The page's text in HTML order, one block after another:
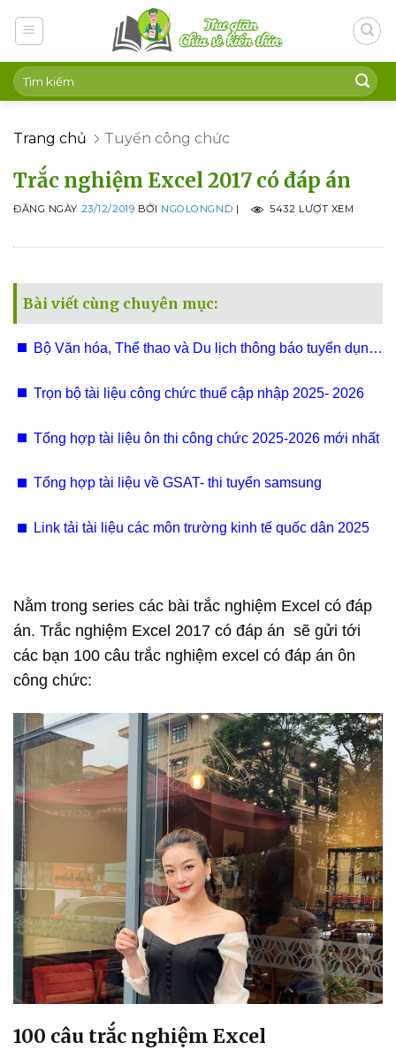
Trang chủ Tuyển công chức
Trắc nghiệm Excel 2017 có đáp án
ĐĂNG NGÀY 23/12/2019 BỞI NGOLONGND | 5432 LƯỢT XEM
Bài viết cùng chuyên mục:
Bộ Văn hóa, Thể thao và Du lịch thông báo tuyển dụng
Trọn bộ tài liệu công chức thuế cập nhập 2025- 2026
Tổng hợp tài liệu ôn thi công chức 2025-2026 mới nhất
Tổng hợp tài liệu về GSAT- thi tuyển samsung
Link tải tài liệu các môn trường kinh tế quốc dân 2025
Nằm trong series các bài trắc nghiệm Excel có đáp
án. Trắc nghiệm Excel 2017 có đáp án sẽ gửi tới
các bạn 100 câu trắc nghiệm excel có đáp án ôn
công chức:
100 câu trắc nghiệm Excel